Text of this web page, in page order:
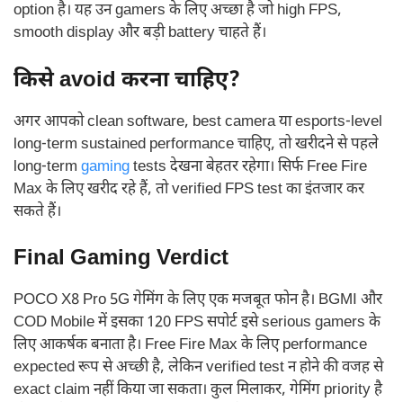
option है। यह उन gamers के लिए अच्छा है जो high FPS,
smooth display और बड़ी battery चाहते हैं।
किसे avoid करना चाहिए?
अगर आपको clean software, best camera या esports-level
long-term sustained performance चाहिए, तो खरीदने से पहले
long-term gamingtests देखना बेहतर रहेगा। सिर्फ Free Fire
Max के लिए खरीद रहे हैं, तो verified FPS test का इंतजार कर
सकते हैं।
Final Gaming Verdict
POCO X8 Pro 5G गेमिंग के लिए एक मजबूत फोन है। BGMI और
COD Mobile में इसका 120 FPS सपोर्ट इसे serious gamers के
लिए आकर्षक बनाता है। Free Fire Max के लिए performance
expected रूप से अच्छी है, लेकिन verified test न होने की वजह से
exact claim नहीं किया जा सकता। कुल मिलाकर, गेमिंग priority है